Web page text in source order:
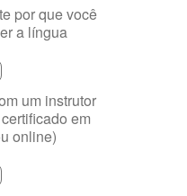
por que você
a língua
um instrutor
em
online)